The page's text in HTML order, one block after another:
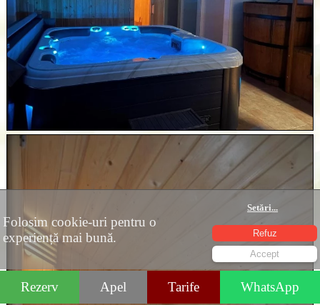
Rezerv Apel Tarife WhatsApp
Folosim cookie-uri pentru o
experiență mai bună.
Setări...
Refuz
Accept